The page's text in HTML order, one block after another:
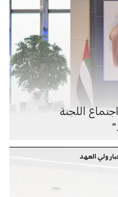
اللجنة
ولي العهد